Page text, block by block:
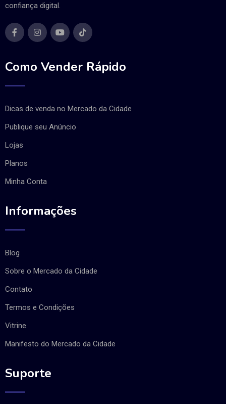
confiança digital.
Como Vender Rápido
Dicas de venda no Mercado da Cidade
Publique seu Anúncio
Lojas
Planos
Minha Conta
Informações
Blog
Sobre o Mercado da Cidade
Contato
Termos e Condições
Vitrine
Manifesto do Mercado da Cidade
Suporte